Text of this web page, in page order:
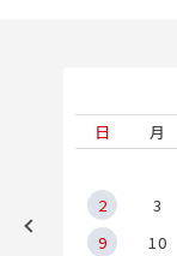
日
月
2
3
9
10